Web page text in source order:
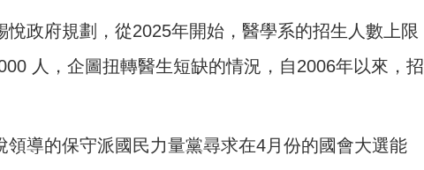
悅政府規劃，從2025年開始，醫學系的招生人數上限
人，企圖扭轉醫生短缺的情況，自2006年以來，招
導的保守派國民力量黨尋求在4月份的國會大選能